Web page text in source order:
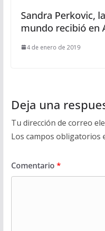
Sandra Perkovic,
mundo recibió en
4 de enero de 2019
Deja una
Tu dirección de correo
Los campos obligatorios
Comentario *